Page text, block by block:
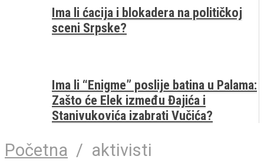
Ima li ćacija i blokadera na političkoj
sceni Srpske?
Ima li “Enigme” poslije batina u Palama:
Zašto će Elek između Đajića i
Stanivukovića izabrati Vučića?
Početna / aktivisti